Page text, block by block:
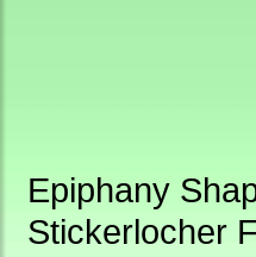
Epiphany
Stickerlocher